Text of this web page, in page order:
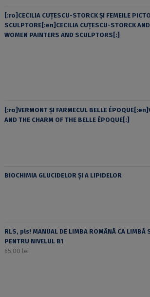
[:ro]CECILIA CUŢESCU-STORCK ŞI FEMEILE
SCULPTORE[:en]CECILIA CUŢESCU-STORCK
WOMEN PAINTERS AND SCULPTORS[:]
[:ro]VERMONT ȘI FARMECUL BELLE
AND THE CHARM OF THE BELLE ÉPOQUE[:]
BIOCHIMIA GLUCIDELOR ȘI A LIPIDELOR
RLS, pls! MANUAL DE LIMBA ROMÂNĂ CA LIMBĂ
PENTRU NIVELUL B1
65,00 lei